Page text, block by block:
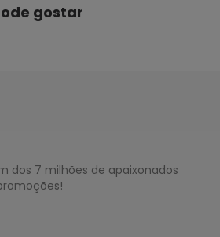
gostar
dos 7 milhões de apaixonados